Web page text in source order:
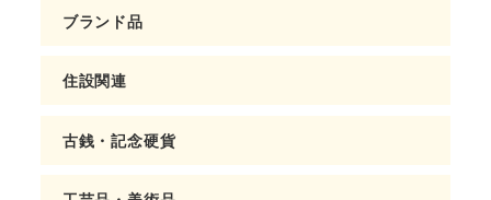
ブランド品
住設関連
古銭・記念硬貨